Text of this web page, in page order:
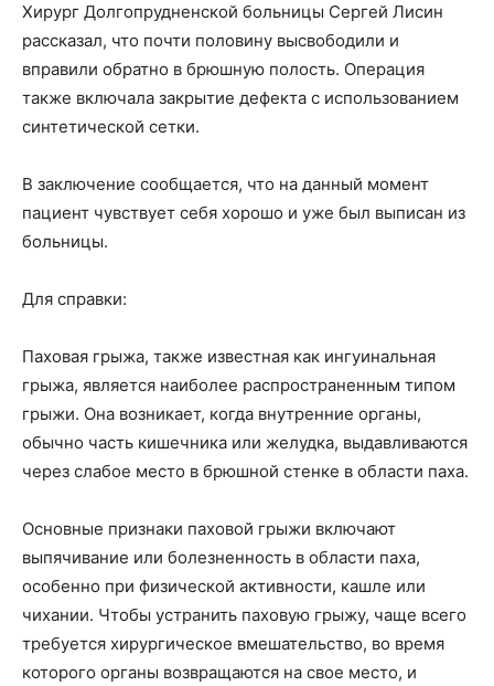
Хирург Долгопрудненской больницы Сергей Лисин
рассказал, что почти половину высвободили и
вправили обратно в брюшную полость. Операция
также включала закрытие дефекта с использованием
синтетической сетки.
В заключение сообщается, что на данный момент
пациент чувствует себя хорошо и уже был выписан из
больницы.
Для справки:
Паховая грыжа, также известная как ингуинальная
грыжа, является наиболее распространенным типом
грыжи. Она возникает, когда внутренние органы,
обычно часть кишечника или желудка, выдавливаются
через слабое место в брюшной стенке в области паха.
Основные признаки паховой грыжи включают
выпячивание или болезненность в области паха,
особенно при физической активности, кашле или
чихании. Чтобы устранить паховую грыжу, чаще всего
требуется хирургическое вмешательство, во время
которого органы возвращаются на свое место, и